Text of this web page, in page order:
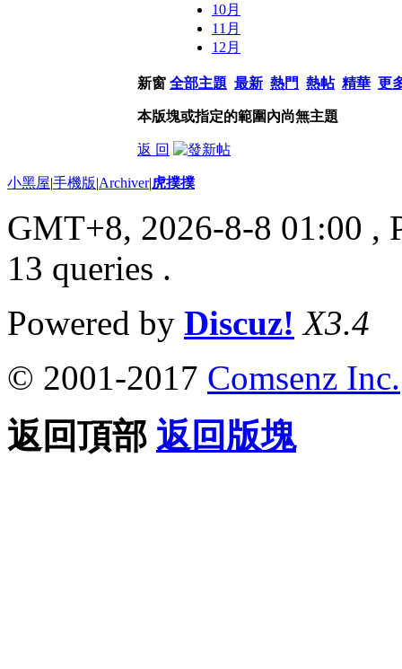
10月
11月
12月
新窗 全部主題 最新 熱門 熱帖 精華 更
本版塊或指定的範圍內尚無主題
返 回
小黑屋|手機版|Archiver|虎撲撲
GMT+8, 2026-8-8 01:00 ,
13 queries .
Powered by Discuz! X3.4
© 2001-2017 Comsenz Inc.
返回頂部 返回版塊